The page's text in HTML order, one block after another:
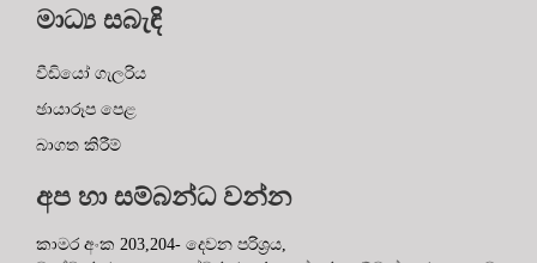
මාධ්‍ය සබැඳි
වීඩියෝ ගැලරිය
ඡායාරූප පෙළ
බාගත කිරීම්
අප හා සම්බන්ධ වන්න
කාමර අංක 203,204- දෙවන පරිශ්‍රය,